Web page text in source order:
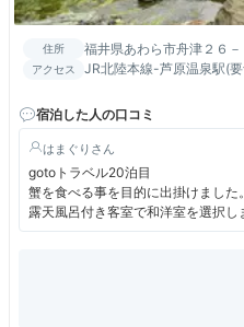
住所 福井県あわら市舟津２６－
アクセス
JR北陸本線-芦原温泉駅(
宿泊した人の口コミ
はまぐり
gotoトラベル20泊目
蟹を食べる事を目的に出掛けました。
露天風呂付き客室で和洋室を選択し
ドで寝心地が良いとは言えません